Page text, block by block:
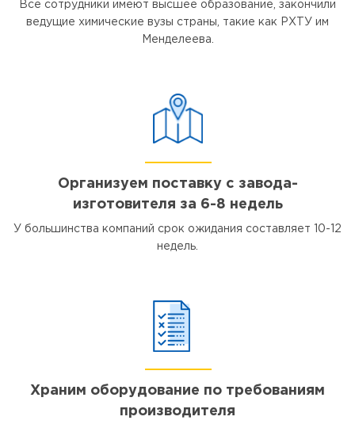
Все сотрудники имеют высшее образование, закончили
ведущие химические вузы страны, такие как РХТУ им
Менделеева.
Организуем поставку с завода-
изготовителя за 6-8 недель
У большинства компаний срок ожидания составляет 10-12
недель.
Храним оборудование по требованиям
производителя